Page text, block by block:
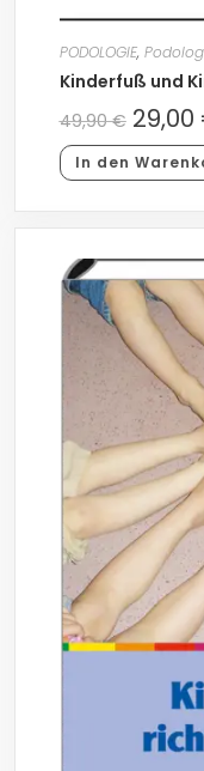
PODOLOGIE,
Kinderfuß und
49,90€ 29,00
In den